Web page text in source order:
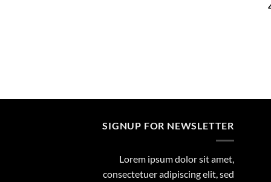
המחיר
SIGNUP FOR NEWSLETTER
Lorem ipsum dolor sit amet,
consectetuer adipiscing elit, sed